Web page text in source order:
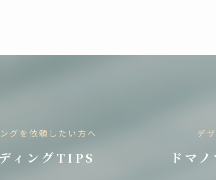
グを依頼したい方へ
ィングTIPS
デ
ドマ